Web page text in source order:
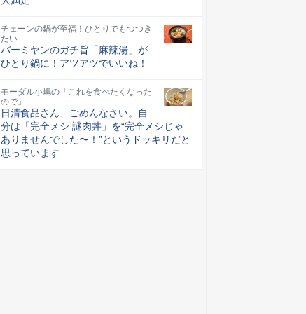
チェーンの鍋が至福！ひとりでもつつき
たい
バーミヤンのガチ旨「麻辣湯」が
ひとり鍋に！アツアツでいいね！
モーダル小嶋の「これを食べたくなった
ので」
日清食品さん、ごめんなさい。自
分は「完全メシ 謎肉丼」を“完全メシじゃ
ありませんでした〜！”というドッキリだと
思っています